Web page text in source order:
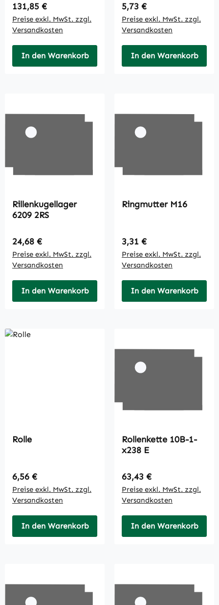
Regulärer Preis:
131,85 €
Preise exkl. MwSt. zzgl.
Versandkosten
In den Warenkorb
Regulärer Preis:
5,73 €
Preise exkl. MwSt. zzgl.
Versandkosten
In den Warenkorb
Rillenkugellager
6209 2RS
Regulärer Preis:
24,68 €
Preise exkl. MwSt. zzgl.
Versandkosten
In den Warenkorb
Ringmutter M16
Regulärer Preis:
3,31 €
Preise exkl. MwSt. zzgl.
Versandkosten
In den Warenkorb
Rolle
Regulärer Preis:
6,56 €
Preise exkl. MwSt. zzgl.
Versandkosten
In den Warenkorb
Rollenkette 10B-1-
x238 E
Regulärer Preis:
63,43 €
Preise exkl. MwSt. zzgl.
Versandkosten
In den Warenkorb